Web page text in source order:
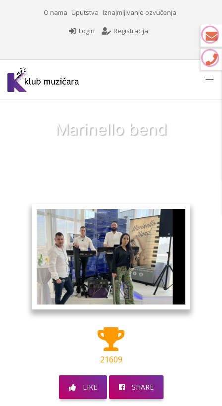
O nama Uputstva Iznajmljivanje ozvučenja
Login Registracija
Marinello bend
21609
LIKE SHARE